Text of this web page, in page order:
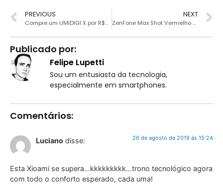
PREVIOUS
Compre um UMIDIGI X por R$794 e leve um fone Ubeats grátis
NEXT
ZenFone Max Shot Vermelho 64 GB por R$ 836
Publicado por:
Felipe Lupetti
Sou um entusiasta da tecnologia,
especialmente em smartphones.
Comentários:
Luciano disse: 26 de agosto de 2019 às 15:24
Esta Xioami se supera…kkkkkkkkk…trono tecnológico agora
com todo o conforto esperado, cada uma!